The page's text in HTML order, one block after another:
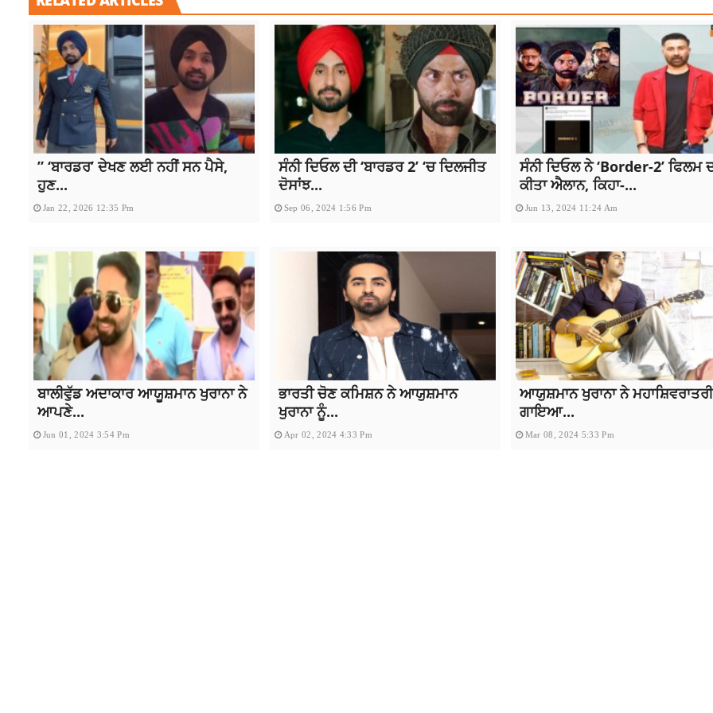
” ‘ਬਾਰਡਰ’ ਦੇਖਣ ਲਈ ਨਹੀਂ ਸਨ ਪੈਸੇ,
ਹੁਣ...
Jan 22, 2026 12:35 Pm
ਸੰਨੀ ਦਿਓਲ ਦੀ ‘ਬਾਰਡਰ 2’ ‘ਚ ਦਿਲਜੀਤ
ਦੋਸਾਂਝ...
Sep 06, 2024 1:56 Pm
ਸੰਨੀ ਦਿਓਲ ਨੇ ‘Border-2’ ਫਿਲਮ
ਕੀਤਾ ਐਲਾਨ, ਕਿਹਾ-...
Jun 13, 2024 11:24 Am
ਬਾਲੀਵੁੱਡ ਅਦਾਕਾਰ ਆਯੂਸ਼ਮਾਨ ਖੁਰਾਨਾ ਨੇ
ਆਪਣੇ...
Jun 01, 2024 3:54 Pm
ਭਾਰਤੀ ਚੋਣ ਕਮਿਸ਼ਨ ਨੇ ਆਯੁਸ਼ਮਾਨ
ਖੁਰਾਨਾ ਨੂੰ...
Apr 02, 2024 4:33 Pm
ਆਯੁਸ਼ਮਾਨ ਖੁਰਾਨਾ ਨੇ
ਗਾਇਆ...
Mar 08, 2024 5:33 Pm